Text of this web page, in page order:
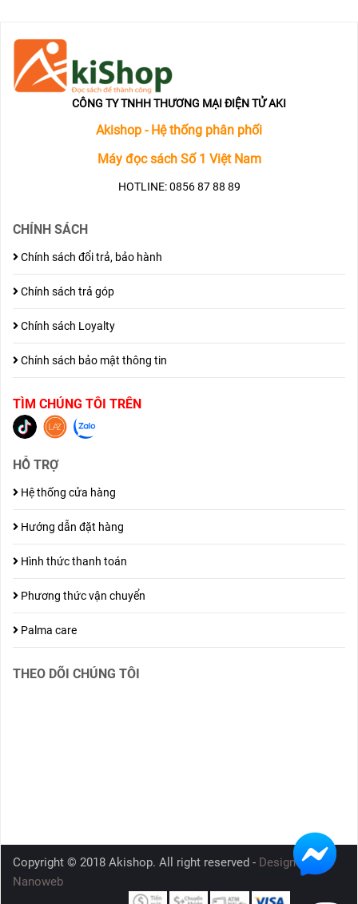
CÔNG TY TNHH THƯƠNG MẠI ĐIỆN TỬ AKI
Akishop - Hệ thống phân phối
Máy đọc sách Số 1 Việt Nam
HOTLINE: 0856 87 88 89
CHÍNH SÁCH
Chính sách đổi trả, bảo hành
Chính sách trả góp
Chính sách Loyalty
Chính sách bảo mật thông tin
TÌM CHÚNG TÔI TRÊN
HỖ TRỢ
Hệ thống cửa hàng
Hướng dẫn đặt hàng
Hình thức thanh toán
Phương thức vận chuyển
Palma care
THEO DÕI CHÚNG TÔI
Copyright © 2018 Akishop. All right reserved - Design by
Nanoweb